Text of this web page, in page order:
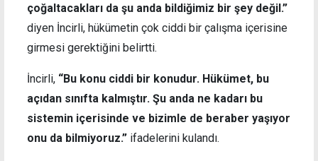
çoğaltacakları da şu anda bildiğimiz bir şey değil.”
diyen İncirli, hükümetin çok ciddi bir çalışma içerisine
girmesi gerektiğini belirtti.
İncirli, “Bu konu ciddi bir konudur. Hükümet, bu
açıdan sınıfta kalmıştır. Şu anda ne kadarı bu
sistemin içerisinde ve bizimle de beraber yaşıyor
onu da bilmiyoruz.” ifadelerini kulandı.